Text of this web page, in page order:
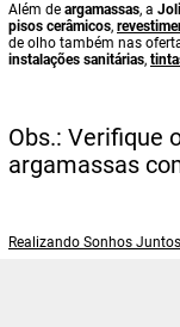
Além de argamassas, a Joli
pisos cerâmicos,
de olho também nas
instalações sanitárias,
Obs.: Verifique
argamassas
Realizando Sonhos